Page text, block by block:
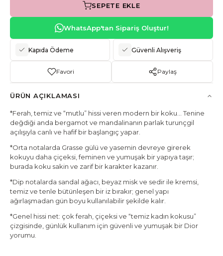
SEPETE EKLE
WhatsApp'tan Sipariş Oluştur!
Kapıda Ödeme Güvenli Alışveriş
Favori Paylaş
ÜRÜN AÇIKLAMASI
*Ferah, temiz ve “mutlu” hissi veren modern bir koku… Tenine
değdiği anda bergamot ve mandalinanın parlak turunçgil
açılışıyla canlı ve hafif bir başlangıç yapar.
*Orta notalarda Grasse gülü ve yasemin devreye girerek
kokuyu daha çiçeksi, feminen ve yumuşak bir yapıya taşır;
burada koku sakin ve zarif bir karakter kazanır.
*Dip notalarda sandal ağacı, beyaz misk ve sedir ile kremsi,
temiz ve tenle bütünleşen bir iz bırakır; genel yapı
ağırlaşmadan gün boyu kullanılabilir şekilde kalır.
*Genel hissi net: çok ferah, çiçeksi ve “temiz kadın kokusu”
çizgisinde, günlük kullanım için güvenli ve yumuşak bir Dior
yorumu.